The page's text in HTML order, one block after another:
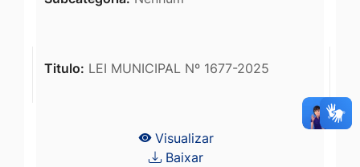
Titulo: LEI MUNICIPAL Nº 1677-2025
Visualizar
Baixar